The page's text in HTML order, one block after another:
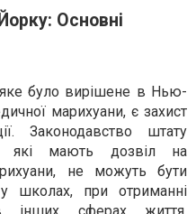
Основні
було вирішене в Нью-
марихуани, є захист
Законодавство штату
які мають дозвіл на
не можуть бути
у школах, при отриманні